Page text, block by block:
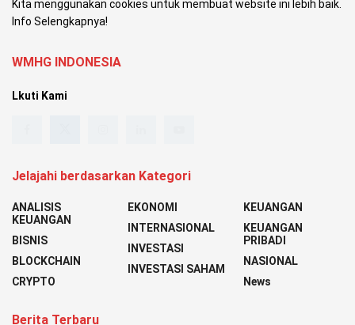
Kita menggunakan cookies untuk membuat website ini lebih baik.
Info Selengkapnya!
WMHG INDONESIA
Lkuti Kami
Jelajahi berdasarkan Kategori
ANALISIS
KEUANGAN
BISNIS
BLOCKCHAIN
CRYPTO
EKONOMI
INTERNASIONAL
INVESTASI
INVESTASI SAHAM
KEUANGAN
KEUANGAN
PRIBADI
NASIONAL
News
Berita Terbaru